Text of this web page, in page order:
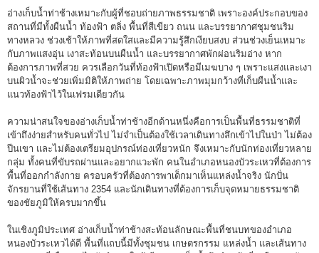
อ่างเก็บน้ำท่าช้างเหมาะกับผู้ที่ชอบถ่ายภาพธรรมชาติ เพราะองค์ประกอบของ
สถานที่มีทั้งผืนน้ำ ท้องฟ้า ตลิ่ง พื้นที่สีเขียว ถนน และบรรยากาศชุมชนริม
ทางหลวง ช่วงเช้าให้ภาพที่สดใสและมีความรู้สึกเงียบสงบ ส่วนช่วงเย็นเหมาะ
กับภาพแสงอุ่น เงาสะท้อนบนผืนน้ำ และบรรยากาศพักผ่อนริมอ่าง หาก
ต้องการภาพที่สวย ควรเลือกวันที่ท้องฟ้าเปิดหรือมีเมฆบาง ๆ เพราะแสงและเงา
บนผิวน้ำจะช่วยเพิ่มมิติให้ภาพถ่าย โดยเฉพาะภาพมุมกว้างที่เก็บผืนน้ำและ
แนวท้องฟ้าไว้ในเฟรมเดียวกัน
ความน่าสนใจของอ่างเก็บน้ำท่าช้างอีกด้านหนึ่งคือการเป็นพื้นที่ธรรมชาติที่
เข้าถึงง่ายสำหรับคนทั่วไป ไม่จำเป็นต้องใช้เวลาเดินทางลึกเข้าไปในป่า ไม่ต้อง
ปีนเขา และไม่ต้องเตรียมอุปกรณ์ท่องเที่ยวหนัก จึงเหมาะกับนักท่องเที่ยวหลาย
กลุ่ม ทั้งคนที่ขับรถผ่านและอยากแวะพัก คนในอำเภอหนองบัวระเหวที่ต้องการ
พื้นที่ออกกำลังกาย ครอบครัวที่ต้องการพาเด็กมาเห็นแหล่งน้ำจริง นักปั่น
จักรยานที่ใช้เส้นทาง 2354 และนักเดินทางที่ต้องการเก็บจุดหมายธรรมชาติ
ของชัยภูมิให้ครบมากขึ้น
ในเชิงภูมิประเทศ อ่างเก็บน้ำท่าช้างสะท้อนลักษณะพื้นที่ชนบทของอำเภอ
หนองบัวระเหวได้ดี พื้นที่แถบนี้มีทั้งชุมชน เกษตรกรรม แหล่งน้ำ และเส้นทาง